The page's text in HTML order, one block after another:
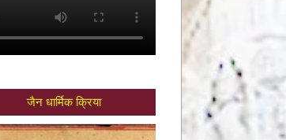
जैन धार्मिक क्रिया